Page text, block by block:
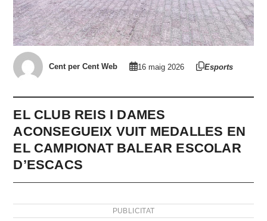
Cent per Cent Web 16 maig 2026 Esports
EL CLUB REIS I DAMES
ACONSEGUEIX VUIT MEDALLES EN
EL CAMPIONAT BALEAR ESCOLAR
D’ESCACS
PUBLICITAT